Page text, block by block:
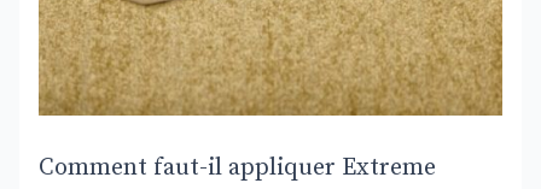
Comment faut-il appliquer Extreme